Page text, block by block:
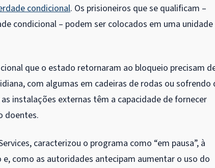
condicional. Os prisioneiros que se qualificam –
condicional – podem ser colocados em uma unidade
que o estado retornaram ao bloqueio precisam
com algumas em cadeiras de rodas ou sofrendo
instalações externas têm a capacidade de fornecer
doentes.
caracterizou o programa como “em pausa”, à
como as autoridades antecipam aumentar o uso do